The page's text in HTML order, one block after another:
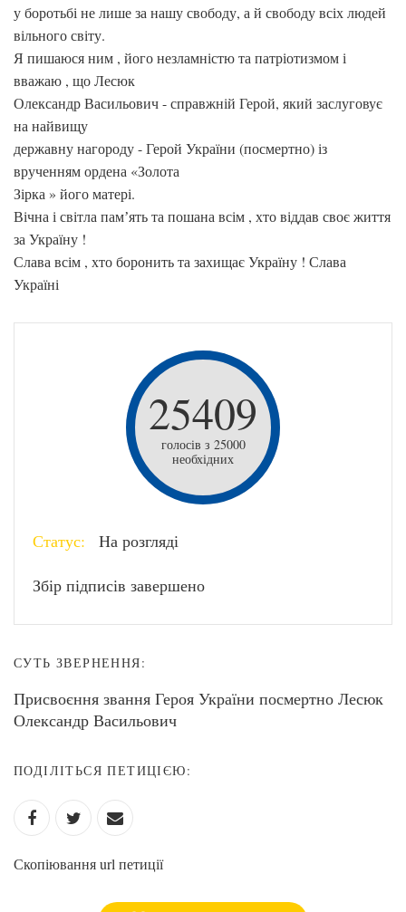
у боротьбі не лише за нашу свободу, а й свободу всіх людей
вільного світу.
Я пишаюся ним , його незламністю та патріотизмом і
вважаю , що Лесюк
Олександр Васильович - справжній Герой, який заслуговує
на найвищу
державну нагороду - Герой України (посмертно) із
врученням ордена «Золота
Зірка » його матері.
Вічна і світла памʼять та пошана всім , хто віддав своє життя
за Україну !
Слава всім , хто боронить та захищає Україну ! Слава
Україні
25409
голосів з 25000
необхідних
Статус: На розгляді
Збір підписів завершено
СУТЬ ЗВЕРНЕННЯ:
Присвоєння звання Героя України посмертно Лесюк
Олександр Васильович
ПОДІЛІТЬСЯ ПЕТИЦІЄЮ:
Скопіювання url петиції